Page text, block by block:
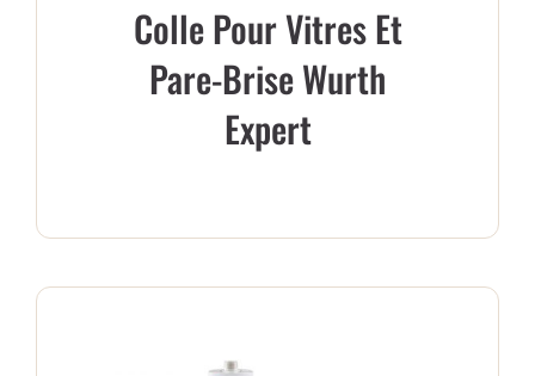
Colle Pour Vitres Et
Pare-Brise Wurth
Expert